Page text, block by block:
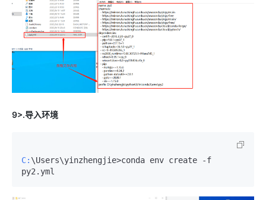
9>.导入环境
C: \Users\yinzhengjie>conda env create -f